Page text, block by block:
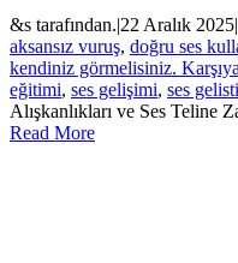
&s tarafından.|22 Aralık 2025|
aksansız vuruş, doğru ses
kendiniz görmelisiniz.
eğitimi, ses gelişimi, ses
Alışkanlıkları ve Ses Teline
Read More